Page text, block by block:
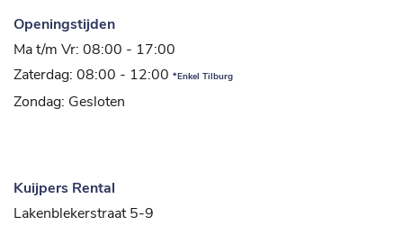
Openingstijden
Ma t/m Vr: 08:00 - 17:00
Zaterdag: 08:00 - 12:00 *Enkel Tilburg
Zondag: Gesloten
Kuijpers Rental
Lakenblekerstraat 5-9